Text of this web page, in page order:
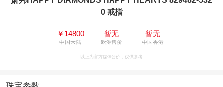
0 戒指
￥14800
中国大陆
暂无
欧洲售价
暂无
中国香港
以上为官方媒体公价，仅供参考